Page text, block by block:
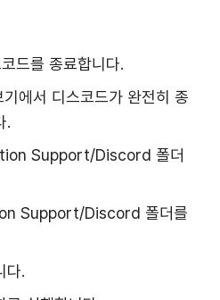
드를 종료합니다.
에서 디스코드가 완전히 종
.
Support/Discord 폴더
Support/Discord 폴더를
다.